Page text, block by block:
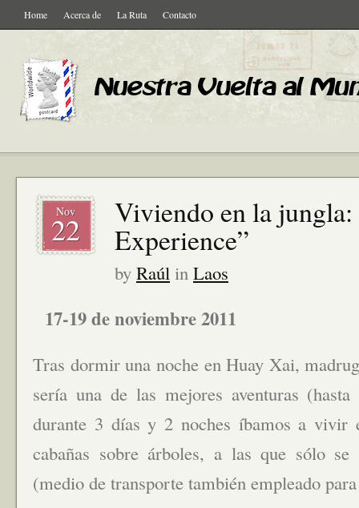
Home Acerca de La Ruta Contacto
Nov
22 Viviendo en la
Experience”
by Raúl in Laos
17-19 de noviembre 2011
Tras dormir una noche en Huay Xai,
sería una de las mejores aventuras
durante 3 días y 2 noches íbamos a vivir
cabañas sobre árboles, a las que sólo
(medio de transporte también empleado